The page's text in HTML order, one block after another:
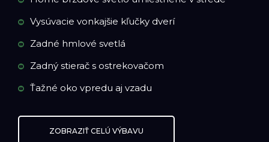
Vysúvacie vonkajšie kľučky dverí
Zadné hmlové svetlá
Zadný stierač s ostrekovačom
Ťažné oko vpredu aj vzadu
ZOBRAZIŤ CELÚ VÝBAVU